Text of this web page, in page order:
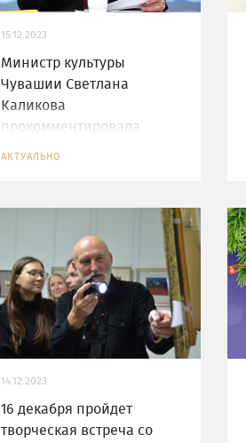
15.12.2023
Министр культуры
Чувашии Светлана
Каликова
прокомментировала
АКТУАЛЬНО
14.12.2023
16 декабря пройдет
творческая встреча со